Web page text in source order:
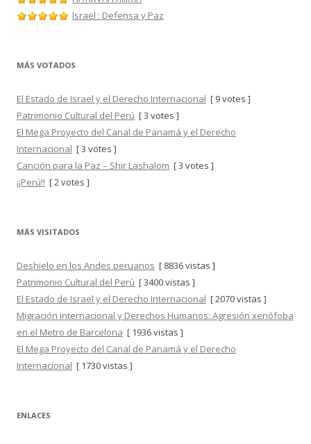
Israel : Defensa y Paz
MÁS VOTADOS
El Estado de Israel y el Derecho Internacional [ 9 votes ]
Patrimonio Cultural del Perú [ 3 votes ]
El Mega Proyecto del Canal de Panamá y el Derecho
Internacional [ 3 votes ]
Canción para la Paz – Shir Lashalom [ 3 votes ]
¡¡Perú!! [ 2 votes ]
MÁS VISITADOS
Deshielo en los Andes peruanos [ 8836 vistas ]
Patrimonio Cultural del Perú [ 3400 vistas ]
El Estado de Israel y el Derecho Internacional [ 2070 vistas ]
Migración internacional y Derechos Humanos: Agresión xenófoba
en el Metro de Barcelona [ 1936 vistas ]
El Mega Proyecto del Canal de Panamá y el Derecho
Internacional [ 1730 vistas ]
ENLACES